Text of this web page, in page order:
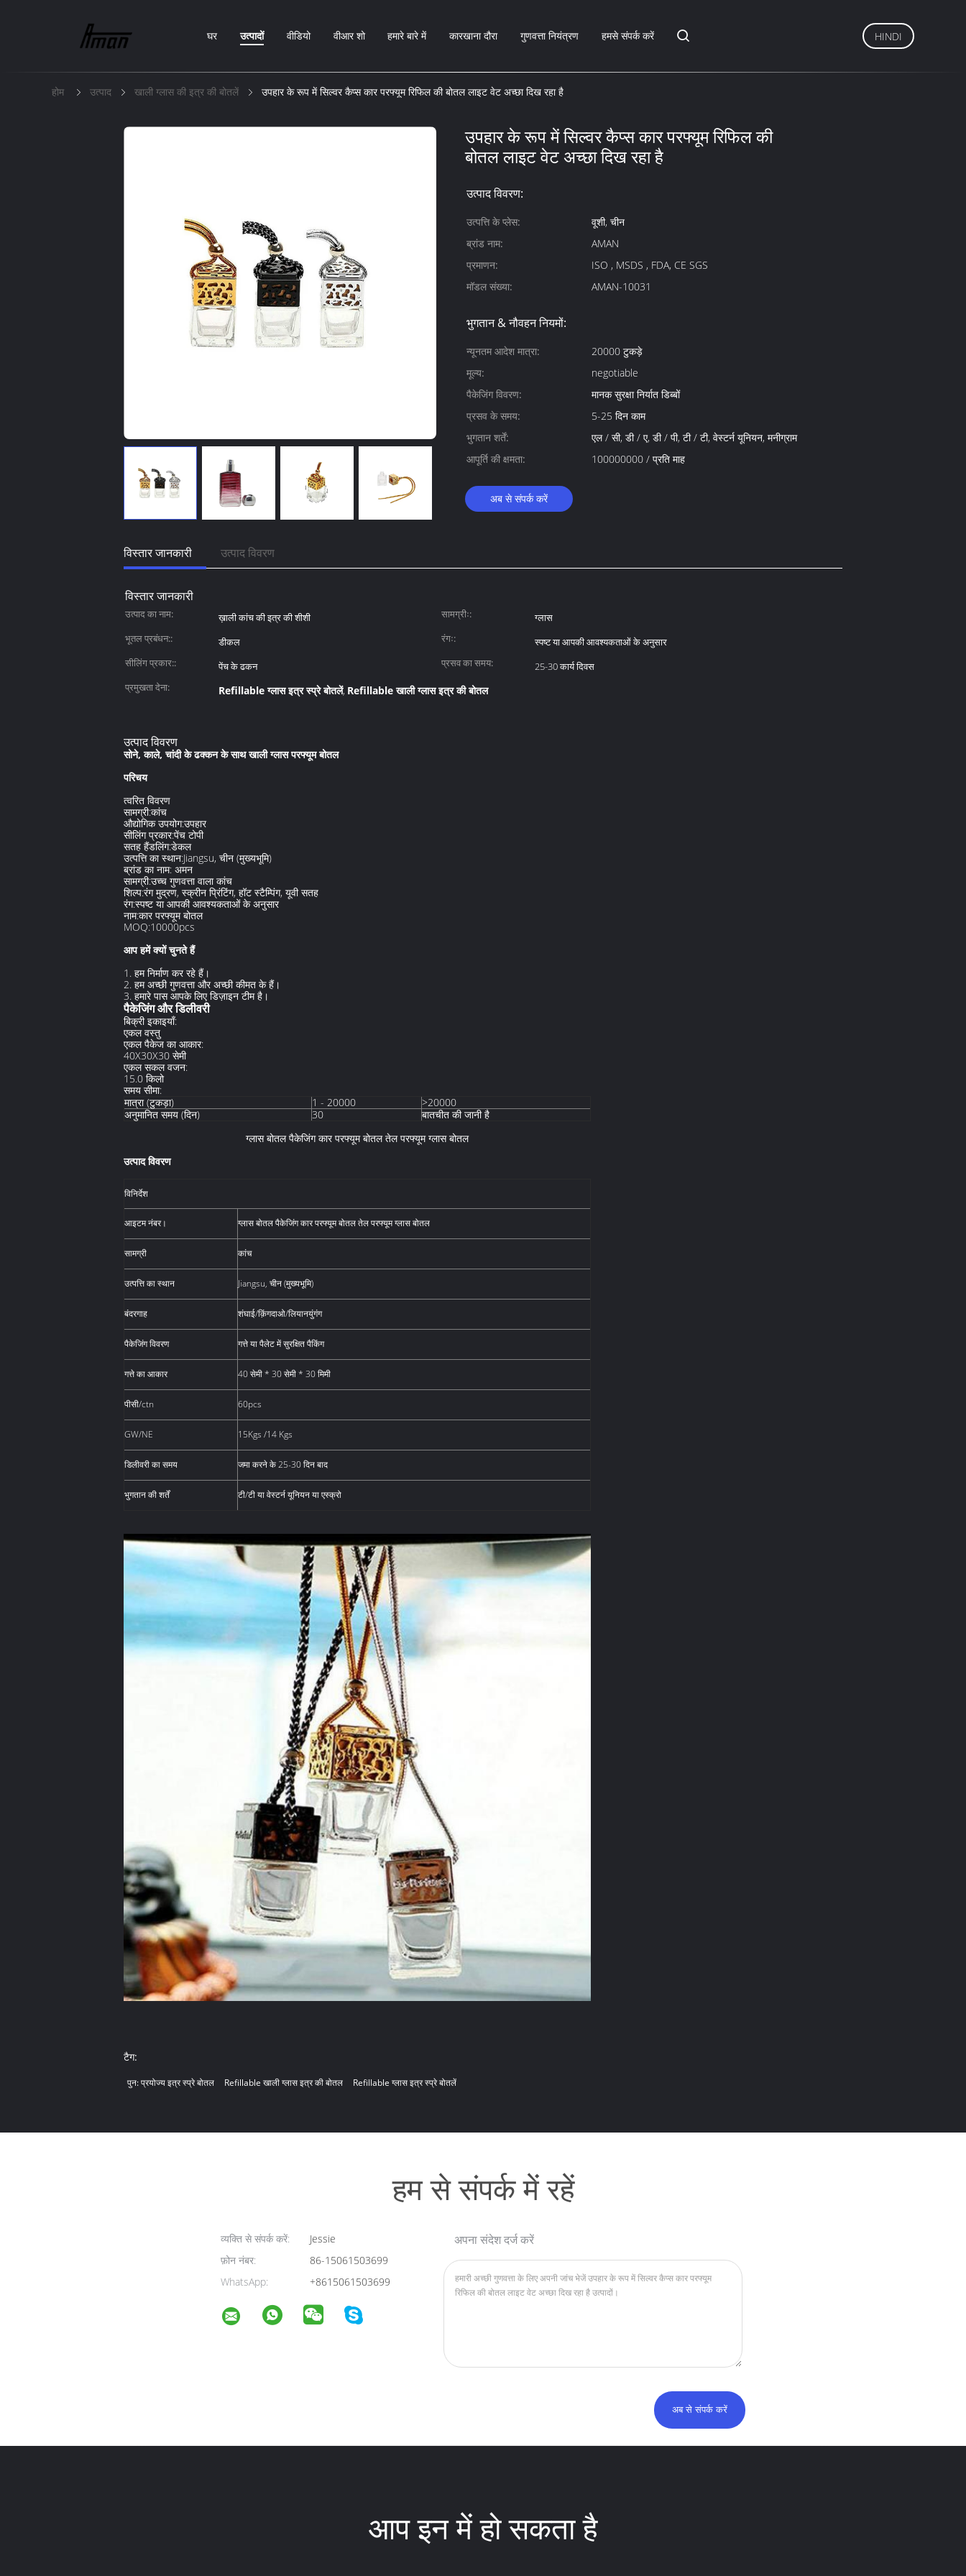
घर उत्पादों वीडियो वीआर शो हमारे बारे में कारखाना दौरा गुणवत्ता नियंत्रण हमसे संपर्क करें HINDI
होम उत्पाद खाली ग्लास की इत्र की बोतलें उपहार के रूप में सिल्वर कैप्स कार परफ्यूम रिफिल की बोतल लाइट वेट अच्छा दिख रहा है
उपहार के रूप में सिल्वर कैप्स कार परफ्यूम रिफिल की
बोतल लाइट वेट अच्छा दिख रहा है
उत्पाद विवरण:
उत्पत्ति के प्लेस:
वूशी, चीन
ब्रांड नाम:
AMAN
प्रमाणन:
ISO , MSDS , FDA, CE SGS
मॉडल संख्या:
AMAN-10031
भुगतान & नौवहन नियमों:
न्यूनतम आदेश मात्रा:
20000 टुकड़े
मूल्य:
negotiable
पैकेजिंग विवरण:
मानक सुरक्षा निर्यात डिब्बों
प्रसव के समय:
5-25 दिन काम
भुगतान शर्तें:
एल / सी, डी / ए, डी / पी, टी / टी, वेस्टर्न यूनियन, मनीग्राम
आपूर्ति की क्षमता:
100000000 / प्रति माह
अब से संपर्क करें
विस्तार जानकारी उत्पाद विवरण
विस्तार जानकारी
उत्पाद का नाम: ख़ाली कांच की इत्र की शीशी सामग्रीः:
ग्लास
भूतल प्रबंधन::
डीकल रंगः:
स्पष्ट या आपकी आवश्यकताओं के अनुसार
सीलिंग प्रकार::
पेंच के ढकन प्रसव का समय:
25-30 कार्य दिवस
प्रमुखता देना:
Refillable ग्लास इत्र स्प्रे बोतलें, Refillable खाली ग्लास इत्र की बोतल
उत्पाद विवरण
सोने, काले, चांदी के ढक्कन के साथ खाली ग्लास परफ्यूम बोतल
परिचय
त्वरित विवरण
सामग्री:कांच
औद्योगिक उपयोग:उपहार
सीलिंग प्रकार:पेंच टोपी
सतह हैंडलिंग:डेकल
उत्पत्ति का स्थान:Jiangsu, चीन (मुख्यभूमि)
ब्रांड का नाम: अमन
सामग्री:उच्च गुणवत्ता वाला कांच
शिल्प:रंग मुद्रण, स्क्रीन प्रिंटिंग, हॉट स्टैम्पिंग, यूवी सतह
रंग:स्पष्ट या आपकी आवश्यकताओं के अनुसार
नाम:कार परफ्यूम बोतल
MOQ:10000pcs
आप हमें क्यों चुनते हैं
1. हम निर्माण कर रहे हैं।
2. हम अच्छी गुणवत्ता और अच्छी कीमत के हैं।
3. हमारे पास आपके लिए डिज़ाइन टीम है।
पैकेजिंग और डिलीवरी
बिक्री इकाइयाँ:
एकल वस्तु
एकल पैकेज का आकार:
40X30X30 सेमी
एकल सकल वजन:
15.0 किलो
समय सीमा:
मात्रा (टुकड़ा)
1 - 20000
>20000
अनुमानित समय (दिन)
30
बातचीत की जानी है
ग्लास बोतल पैकेजिंग कार परफ्यूम बोतल तेल परफ्यूम ग्लास बोतल
उत्पाद विवरण
विनिर्देश
आइटम नंबर। ग्लास बोतल पैकेजिंग कार परफ्यूम बोतल तेल परफ्यूम ग्लास बोतल
सामग्री कांच
उत्पत्ति का स्थान Jiangsu, चीन (मुख्यभूमि)
बंदरगाह शंघाई/क़िंगदाओ/लियानयुंगंग
पैकेजिंग विवरण गत्ते या पैलेट में सुरक्षित पैकिंग
गत्ते का आकार 40 सेमी * 30 सेमी * 30 मिमी
पीसी/ctn 60pcs
GW/NE 15Kgs /14 Kgs
डिलीवरी का समय जमा करने के 25-30 दिन बाद
भुगतान की शर्तें टी/टी या वेस्टर्न यूनियन या एस्क्रो
टैग:
पुन: प्रयोज्य इत्र स्प्रे बोतल Refillable खाली ग्लास इत्र की बोतल Refillable ग्लास इत्र स्प्रे बोतलें
हम से संपर्क में रहें
व्यक्ति से संपर्क करें:
Jessie
फ़ोन नंबर:
86-15061503699
WhatsApp:
+8615061503699
अपना संदेश दर्ज करें
आप इन में हो सकता है